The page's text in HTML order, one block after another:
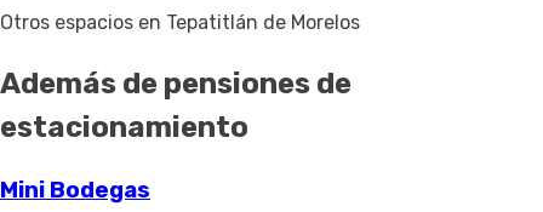
Otros espacios en Tepatitlán de Morelos
Además de pensiones de
estacionamiento
Mini Bodegas